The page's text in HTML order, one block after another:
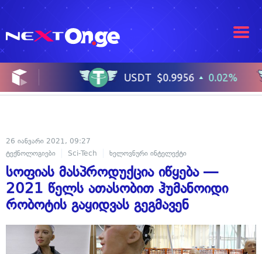
26 იანვარი 2021, 09:27
ტექნოლოგიები
Sci-Tech ხელოვნური ინტელექტი
სოფიას მასპროდუქცია იწყება —
2021 წელს ათასობით ჰუმანოიდი
რობოტის გაყიდვას გეგმავენ